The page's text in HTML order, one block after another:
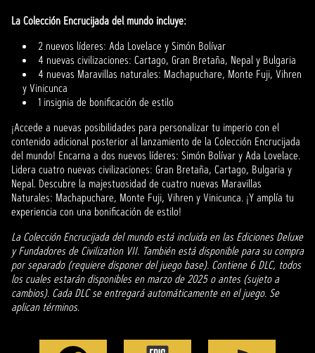
La Colección Encrucijada del mundo incluye:
2 nuevos líderes: Ada Lovelace y Simón Bolívar
4 nuevas civilizaciones: Cartago, Gran Bretaña, Nepal y Bulgaria
4 nuevas Maravillas naturales: Machapuchare, Monte Fuji, Vihren
y Vinicunca
1 insignia de bonificación de estilo
¡Accede a nuevas posibilidades para personalizar tu imperio con el
contenido adicional posterior al lanzamiento de la Colección Encrucijada
del mundo! Encarna a dos nuevos líderes: Simón Bolívar y Ada Lovelace.
Lidera cuatro nuevas civilizaciones: Gran Bretaña, Cartago, Bulgaria y
Nepal. Descubre la majestuosidad de cuatro nuevas Maravillas
Naturales: Machapuchare, Monte Fuji, Vihren y Vinicunca. ¡Y amplía tu
experiencia con una bonificación de estilo!
La Colección Encrucijada del mundo está incluida en las Ediciones Deluxe
y Fundadores de Civilization VII. También está disponible para su compra
por separado (requiere disponer del juego base). Contiene 6 DLC, todos
los cuales estarán disponibles en marzo de 2025 o antes (sujeto a
cambios). Cada DLC se entregará automáticamente en el juego. Se
aplican términos.